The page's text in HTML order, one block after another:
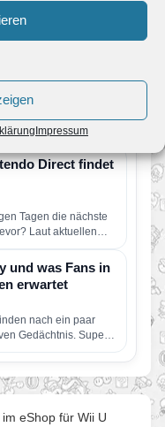
Impressum
Wario Land: Super…
neue Nintendo
Dienstag, den 9.
zu Spielen, die
Direct findet
Tagen die nächste
Laut aktuellen
und was Fans in
erwartet
nach ein paar
Gedächtnis. Super
im November…
eShop für Wii U